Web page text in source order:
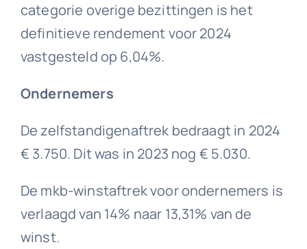
categorie overige bezittingen is het
definitieve rendement voor 2024
vastgesteld op 6,04%.
Ondernemers
De zelfstandigenaftrek bedraagt in 2024
€ 3.750. Dit was in 2023 nog € 5.030.
De mkb-winstaftrek voor ondernemers is
verlaagd van 14% naar 13,31% van de
winst.